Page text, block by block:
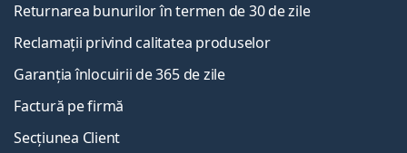
Returnarea bunurilor în termen de 30 de zile
Reclamații privind calitatea produselor
Garanția înlocuirii de 365 de zile
Factură pe firmă
Secțiunea Client